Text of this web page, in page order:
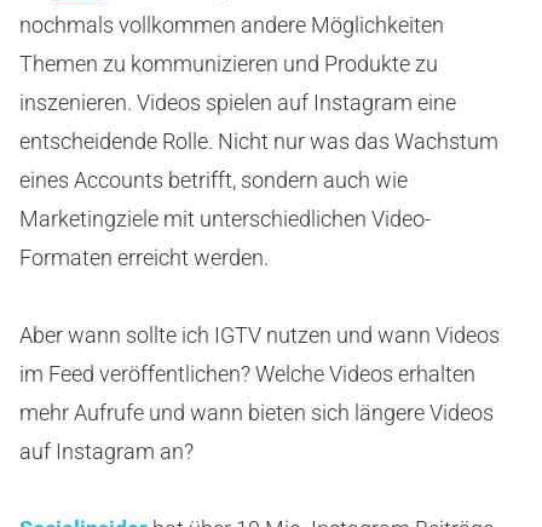
nochmals vollkommen andere Möglichkeiten
Themen zu kommunizieren und Produkte zu
inszenieren. Videos spielen auf Instagram eine
entscheidende Rolle. Nicht nur was das Wachstum
eines Accounts betrifft, sondern auch wie
Marketingziele mit unterschiedlichen Video-
Formaten erreicht werden.
Aber wann sollte ich IGTV nutzen und wann Videos
im Feed veröffentlichen? Welche Videos erhalten
mehr Aufrufe und wann bieten sich längere Videos
auf Instagram an?